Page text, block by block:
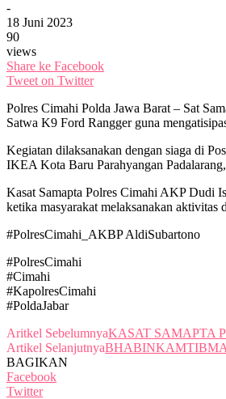
-
18 Juni 2023
90
views
Share ke Facebook
Tweet on Twitter
Polres Cimahi Polda Jawa Barat – Sat
Satwa K9 Ford Rangger guna
Kegiatan dilaksanakan dengan siaga di
IKEA Kota Baru Parahyangan
Kasat Samapta Polres Cimahi AKP Dudi
ketika masyarakat melaksanakan aktivitas
#PolresCimahi_AKBP AldiSubartono
#PolresCimahi
#Cimahi
#KapolresCimahi
#PoldaJabar
Aritkel SebelumnyaKASAT SAMAPTA
Artikel Selanjutnya
BAGIKAN
Facebook
Twitter